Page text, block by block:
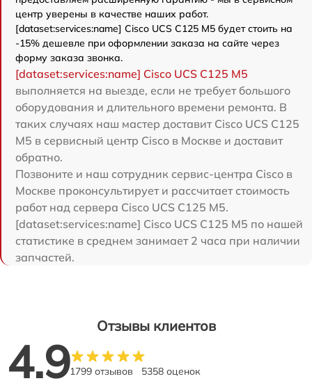
центр уверены в качестве наших работ.
[dataset:services:name] Cisco UCS C125 M5 будет стоить на
-15% дешевле при оформлении заказа на сайте через
форму заказа звонка.
[dataset:services:name] Cisco UCS C125 M5
выполняется на выезде, если не требует большого
оборудования и длительного времени ремонта. В
таких случаях наш мастер доставит Cisco UCS C125
M5 в сервисный центр Cisco в Москве и доставит
обратно.
Позвоните и наш сотрудник сервис-центра Cisco в
Москве проконсультирует и рассчитает стоимость
работ над сервера Cisco UCS C125 M5.
[dataset:services:name] Cisco UCS C125 M5 по нашей
статистике в среднем занимает 2 часа при наличии
запчастей.
Отзывы клиентов
4.91799 отзывов 5358 оценок